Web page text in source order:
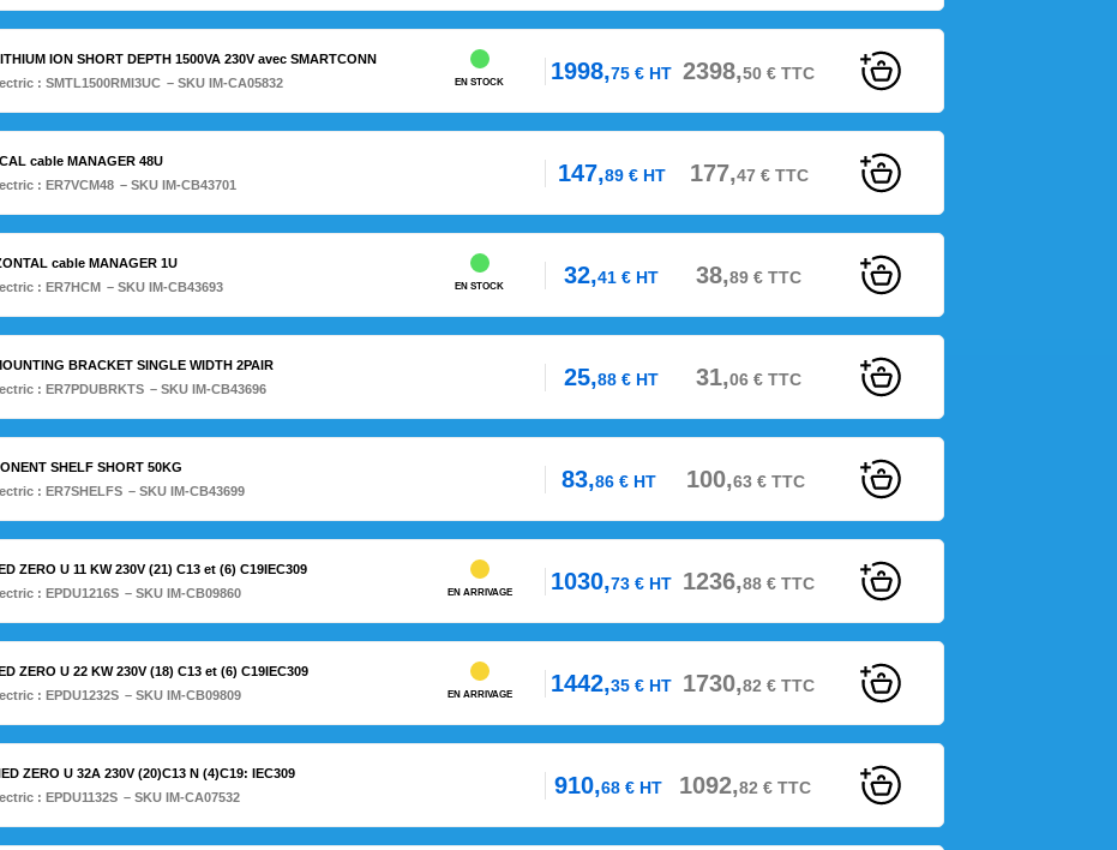
ION SHORT DEPTH 1500VA 230V avec SMARTCONN
: SMTL1500RMI3UC – SKU IM-CA05832 EN STOCK 1998,75 € HT 2398,50 € TTC
cable MANAGER 48U
: ER7VCM48 – SKU IM-CB43701 147,89€HT 177,47 €TTC
cable MANAGER 1U
: ER7HCM – SKU IM-CB43693 EN STOCK 32,41 € HT 38,89 € TTC
BRACKET SINGLE WIDTH 2PAIR
: ER7PDUBRKTS – SKU IM-CB43696 25,88 € HT 31,06 € TTC
SHELF SHORT 50KG
: ER7SHELFS – SKU IM-CB43699 83,86€HT 100,63€TTC
ZERO U 11 KW 230V (21) C13 et (6) C19IEC309
: EPDU1216S – SKU IM-CB09860 EN ARRIVAGE 1030,73 € HT 1236,88 € TTC
ZERO U 22 KW 230V (18) C13 et (6) C19IEC309
: EPDU1232S – SKU IM-CB09809 EN ARRIVAGE 1442,35 € HT 1730,82 € TTC
ZERO U 32A 230V (20)C13 N (4)C19: IEC309
: EPDU1132S – SKU IM-CA07532 910,68 € HT 1092,82 € TTC